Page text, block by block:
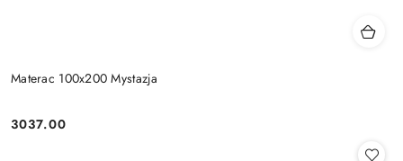
Materac 100x200 Mystazja
Cena:
3037.00